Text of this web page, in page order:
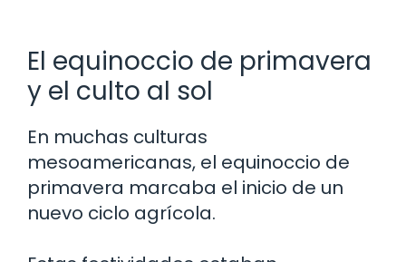
El equinoccio de primavera
y el culto al sol
En muchas culturas
mesoamericanas, el equinoccio de
primavera marcaba el inicio de un
nuevo ciclo agrícola.